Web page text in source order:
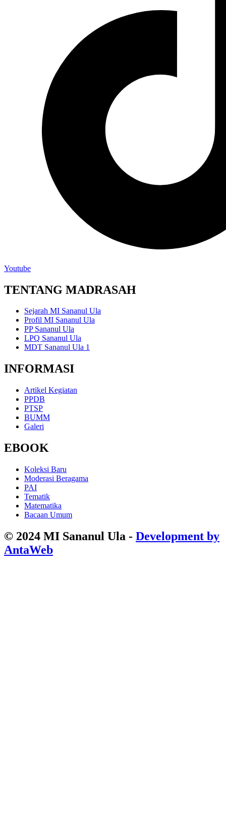
Youtube
TENTANG MADRASAH
Sejarah MI Sananul Ula
Profil MI Sananul Ula
PP Sananul Ula
LPQ Sananul Ula
MDT Sananul Ula 1
INFORMASI
Artikel Kegiatan
PPDB
PTSP
BUMM
Galeri
EBOOK
Koleksi Baru
Moderasi Beragama
PAI
Tematik
Matematika
Bacaan Umum
© 2024 MI Sananul Ula - Development by
AntaWeb